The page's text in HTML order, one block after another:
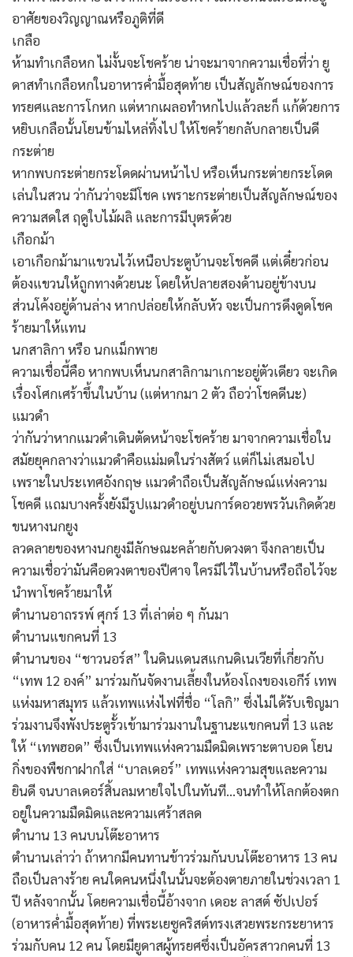
อาศัยของวิญญาณหรือภูติที่ดี
เกลือ
ห้ามทำเกลือหก ไม่งั้นจะโชคร้าย น่าจะมาจากความเชื่อที่ว่า ยู
ดาสทำเกลือหกในอาหารค่ำมื้อสุดท้าย เป็นสัญลักษณ์ของการ
ทรยศและการโกหก แต่หากเผลอทำหกไปแล้วละก็ แก้ด้วยการ
หยิบเกลือนั้นโยนข้ามไหล่ทิ้งไป ให้โชคร้ายกลับกลายเป็นดี
กระต่าย
หากพบกระต่ายกระโดดผ่านหน้าไป หรือเห็นกระต่ายกระโดด
เล่นในสวน ว่ากันว่าจะมีโชค เพราะกระต่ายเป็นสัญลักษณ์ของ
ความสดใส ฤดูใบไม้ผลิ และการมีบุตรด้วย
เกือกม้า
เอาเกือกม้ามาแขวนไว้เหนือประตูบ้านจะโชคดี แต่เดี๋ยวก่อน
ต้องแขวนให้ถูกทางด้วยนะ โดยให้ปลายสองด้านอยู่ข้างบน
ส่วนโค้งอยู่ด้านล่าง หากปล่อยให้กลับหัว จะเป็นการดึงดูดโชค
ร้ายมาให้แทน
นกสาลิกา หรือ นกแม็กพาย
ความเชื่อนี้คือ หากพบเห็นนกสาลิกามาเกาะอยู่ตัวเดียว จะเกิด
เรื่องโศกเศร้าขึ้นในบ้าน (แต่หากมา 2 ตัว ถือว่าโชคดีนะ)
แมวดำ
ว่ากันว่าหากแมวดำเดินตัดหน้าจะโชคร้าย มาจากความเชื่อใน
สมัยยุคกลางว่าแมวดำคือแม่มดในร่างสัตว์ แต่ก็ไม่เสมอไป
เพราะในประเทศอังกฤษ แมวดำถือเป็นสัญลักษณ์แห่งความ
โชคดี แถมบางครั้งยังมีรูปแมวดำอยู่บนการ์ดอวยพรวันเกิดด้วย
ขนหางนกยูง
ลวดลายของหางนกยูงมีลักษณะคล้ายกับดวงตา จึงกลายเป็น
ความเชื่อว่ามันคือดวงตาของปีศาจ ใครมีไว้ในบ้านหรือถือไว้จะ
นำพาโชคร้ายมาให้
ตำนานอาถรรพ์ ศุกร์ 13 ที่เล่าต่อ ๆ กันมา
ตำนานแขกคนที่ 13
ตำนานของ “ชาวนอร์ส” ในดินแดนสแกนดิเนเวียที่เกี่ยวกับ
“เทพ 12 องค์” มาร่วมกันจัดงานเลี้ยงในห้องโถงของเอกีร์ เทพ
แห่งมหาสมุทร แล้วเทพแห่งไฟที่ชื่อ “โลกิ” ซึ่งไม่ได้รับเชิญมา
ร่วมงานจึงพังประตูรั้วเข้ามาร่วมงานในฐานะแขกคนที่ 13 และ
ให้ “เทพฮอด” ซึ่งเป็นเทพแห่งความมืดมิดเพราะตาบอด โยน
กิ่งของพืชกาฝากใส่ “บาลเดอร์” เทพแห่งความสุขและความ
ยินดี จนบาลเดอร์สิ้นลมหายใจไปในทันที…จนทำให้โลกต้องตก
อยู่ในความมืดมิดและความเศร้าสลด
ตำนาน 13 คนบนโต๊ะอาหาร
ตำนานเล่าว่า ถ้าหากมีคนทานข้าวร่วมกันบนโต๊ะอาหาร 13 คน
ถือเป็นลางร้าย คนใดคนหนึ่งในนั้นจะต้องตายภายในช่วงเวลา 1
ปี หลังจากนั้น โดยความเชื่อนี้อ้างจาก เดอะ ลาสต์ ซัปเปอร์
(อาหารค่ำมื้อสุดท้าย) ที่พระเยซูคริสต์ทรงเสวยพระกระยาหาร
ร่วมกับคน 12 คน โดยมียูดาสผู้ทรยศซึ่งเป็นอัครสาวกคนที่ 13